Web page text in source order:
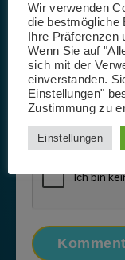
Name, E-
Wir verwenden
die bestmögliche
Ihre Präferenzen
Wenn Sie auf
sich mit der
einverstanden.
Einstellungen"
Zustimmung zu
Einstellungen